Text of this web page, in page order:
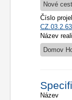
Nové
Číslo
Název
Domov
Název